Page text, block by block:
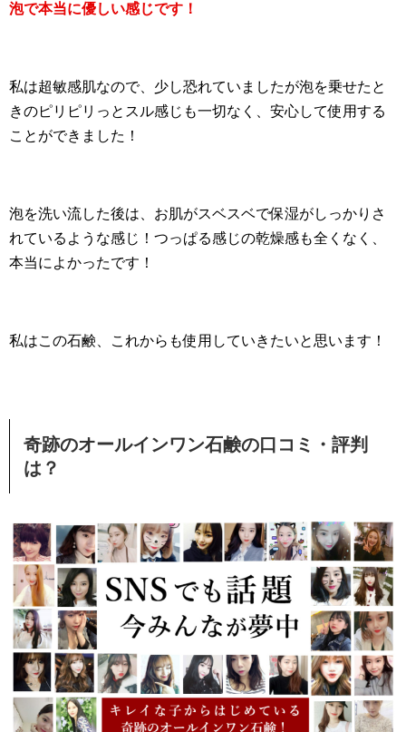
泡で本当に優しい感じです！
私は超敏感肌なので、少し恐れていましたが泡を乗せたと
きのピリピリっとスル感じも一切なく、安心して使用する
ことができました！
泡を洗い流した後は、お肌がスベスベで保湿がしっかりさ
れているような感じ！つっぱる感じの乾燥感も全くなく、
本当によかったです！
私はこの石鹸、これからも使用していきたいと思います！
奇跡のオールインワン石鹸の口コミ・評判
は？